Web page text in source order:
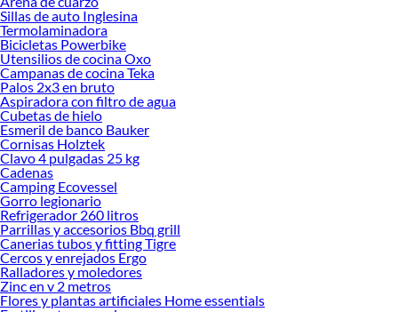
Encuentra una amplia variedad de productos de Siding en Sodimac. Encuentra
todo lo necesario para tus proyectos de renovación y decoración. ¡Visítanos y
haz tus ideas realidad!
Sillas de auto Inglesina
Termolaminadora
Bicicletas Powerbike
Utensilios de cocina Oxo
Campanas de cocina Teka
Palos 2x3 en bruto
Aspiradora con filtro de agua
Cubetas de hielo
Esmeril de banco Bauker
Cornisas Holztek
Clavo 4 pulgadas 25 kg
Cadenas
Camping Ecovessel
Gorro legionario
Refrigerador 260 litros
Parrillas y accesorios Bbq grill
Canerias tubos y fitting Tigre
Cercos y enrejados Ergo
Ralladores y moledores
Zinc en v 2 metros
Flores y plantas artificiales Home essentials